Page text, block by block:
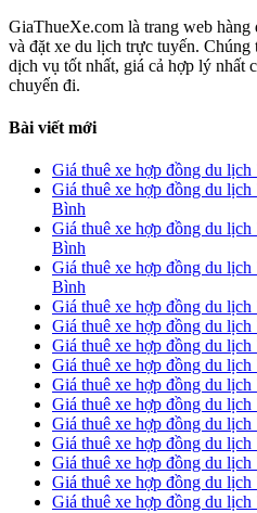
GiaThueXe.com là trang web
và đặt xe du lịch trực tuyến.
dịch vụ tốt nhất, giá cả hợp lý nhất
chuyến đi.
Bài viết mới
Giá thuê xe hợp đồng du
Giá thuê xe hợp đồng du
Bình
Giá thuê xe hợp đồng du
Bình
Giá thuê xe hợp đồng du
Bình
Giá thuê xe hợp đồng du
Giá thuê xe hợp đồng du
Giá thuê xe hợp đồng du
Giá thuê xe hợp đồng du
Giá thuê xe hợp đồng du
Giá thuê xe hợp đồng du
Giá thuê xe hợp đồng du
Giá thuê xe hợp đồng du
Giá thuê xe hợp đồng du
Giá thuê xe hợp đồng du
Giá thuê xe hợp đồng du